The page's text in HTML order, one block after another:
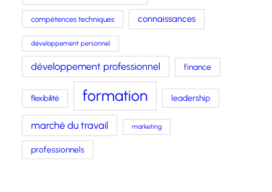
compétences techniques connaissances
développement personnel
développement professionnel finance
flexibilité formation leadership
marché du travail marketing
professionnels